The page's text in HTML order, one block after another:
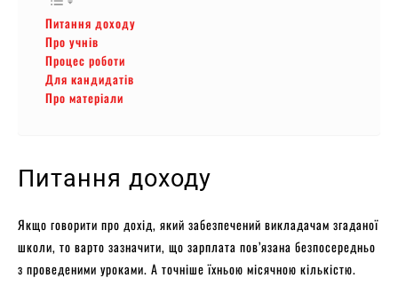
Питання доходу
Про учнів
Процес роботи
Для кандидатів
Про матеріали
Питання доходу
Якщо говорити про дохід, який забезпечений викладачам згаданої
школи, то варто зазначити, що зарплата пов’язана безпосередньо
з проведеними уроками. А точніше їхньою місячною кількістю.